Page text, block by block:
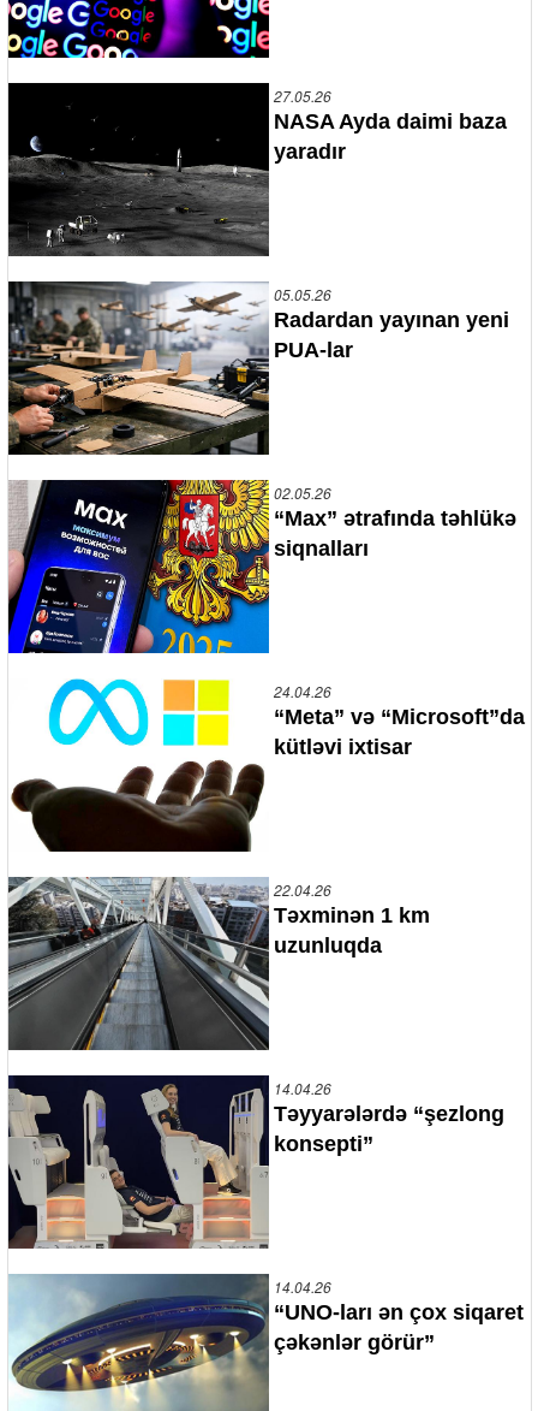
27.05.26
NASA Ayda daimi baza
yaradır
05.05.26
Radardan yayınan yeni
PUA-lar
02.05.26
“Max” ətrafında təhlükə
siqnalları
24.04.26
“Meta” və “Microsoft”da
kütləvi ixtisar
22.04.26
Təxminən 1 km
uzunluqda
14.04.26
Təyyarələrdə “şezlong
konsepti”
14.04.26
“UNO-ları ən çox siqaret
çəkənlər görür”